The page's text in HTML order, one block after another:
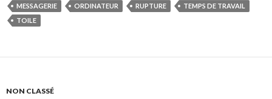
MESSAGERIE
ORDINATEUR RUPTURE
TEMPS DE TRAVAIL
TOILE
NON CLASSÉ